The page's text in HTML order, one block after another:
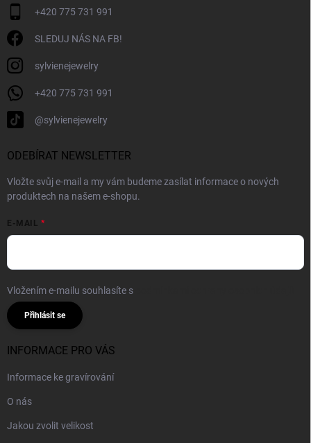
+420 775 731 991
SLEDUJ NÁS NA FB!
sylvienejewelry
+420 775 731 991
@sylvienejewelry
ODEBÍRAT NEWSLETTER
Vložte svůj e-mail a my vám budeme zasílat informace o nových
produktech na našem e-shopu.
E-MAIL
Vložením e-mailu souhlasíte s
Přihlásit se
INFORMACE PRO VÁS
Informace ke gravírování
O nás
Jakou zvolit velikost